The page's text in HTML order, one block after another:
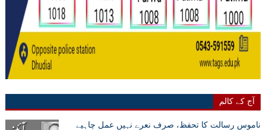
آج کے کالم
ناموس رسالت کا تحفظ، صرف نعرے نہیں عمل چاہیے